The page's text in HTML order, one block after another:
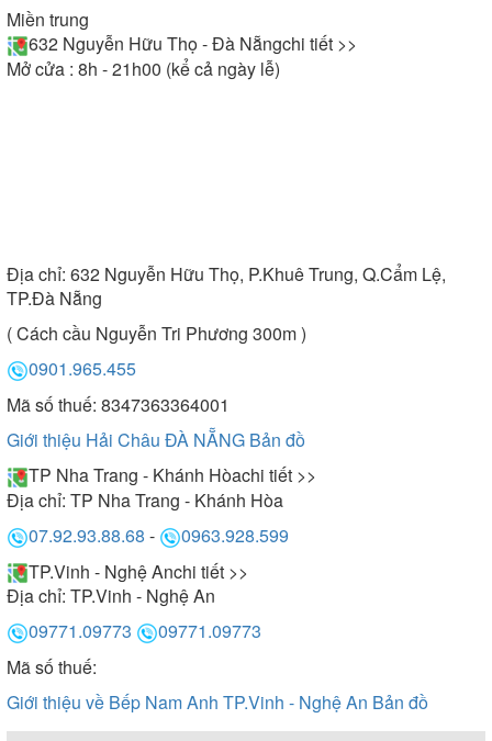
Miền trung
632 Nguyễn Hữu Thọ - Đà Nẵngchi tiết >>
Mở cửa : 8h - 21h00 (kể cả ngày lễ)
Địa chỉ: 632 Nguyễn Hữu Thọ, P.Khuê Trung, Q.Cẩm Lệ,
TP.Đà Nẵng
( Cách cầu Nguyễn Tri Phương 300m )
0901.965.455
Mã số thuế: 8347363364001
Giới thiệu Hải Châu ĐÀ NẴNG Bản đồ
TP Nha Trang - Khánh Hòachi tiết >>
Địa chỉ: TP Nha Trang - Khánh Hòa
07.92.93.88.68 -
0963.928.599
TP.Vinh - Nghệ Anchi tiết >>
Địa chỉ: TP.Vinh - Nghệ An
09771.09773
09771.09773
Mã số thuế:
Giới thiệu về Bếp Nam Anh TP.Vinh - Nghệ An Bản đồ